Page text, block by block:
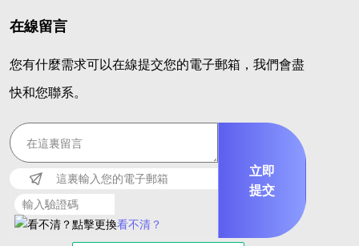
在線留言
您有什麼需求可以在線提交您的電子郵箱，我們會盡
快和您聯系。
看不清？
立即
提交